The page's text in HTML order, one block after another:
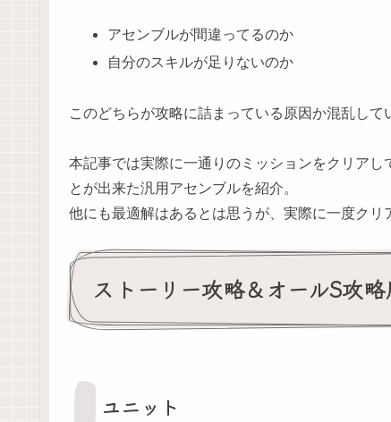
アセンブルが間違ってるのか
自分のスキルが足りないのか
このどちらが攻略に詰まっている原因か混乱して
本記事では実際に一通りのミッションをクリア
とが出来た汎用アセンブルを紹介。
他にも最適解はあるとは思うが、実際に一度クリ
ストーリー攻略＆オールS攻
ユニット